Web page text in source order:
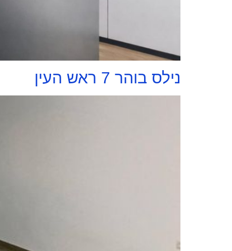
נילס בוהר 7 ראש העין